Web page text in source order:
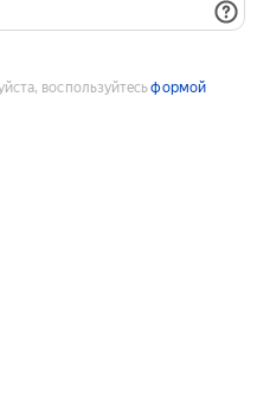
воспользуйтесьформой